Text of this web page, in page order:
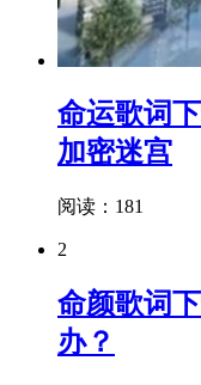
命运歌词
加密迷宫
阅读：181
2
命颜歌词
办？